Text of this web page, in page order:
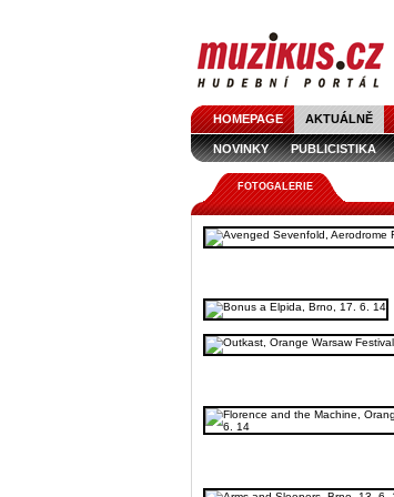
HOMEPAGE AKTUÁLNĚ
NOVINKY PUBLICISTIKA
FOTOGALERIE